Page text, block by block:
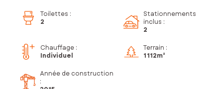
Toilettes :
2
Stationnements
inclus :
2
Chauffage :
Individuel
Terrain :
1 112m²
Année de construction
: